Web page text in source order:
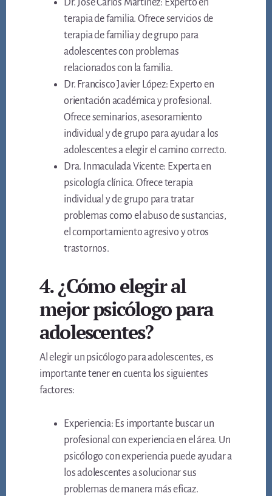
Dr. José Carlos Martínez: Experto en
terapia de familia. Ofrece servicios de
terapia de familia y de grupo para
adolescentes con problemas
relacionados con la familia.
Dr. Francisco Javier López: Experto en
orientación académica y profesional.
Ofrece seminarios, asesoramiento
individual y de grupo para ayudar a los
adolescentes a elegir el camino correcto.
Dra. Inmaculada Vicente: Experta en
psicología clínica. Ofrece terapia
individual y de grupo para tratar
problemas como el abuso de sustancias,
el comportamiento agresivo y otros
trastornos.
4. ¿Cómo elegir al
mejor psicólogo para
adolescentes?
Al elegir un psicólogo para adolescentes, es
importante tener en cuenta los siguientes
factores:
Experiencia: Es importante buscar un
profesional con experiencia en el área. Un
psicólogo con experiencia puede ayudar a
los adolescentes a solucionar sus
problemas de manera más eficaz.